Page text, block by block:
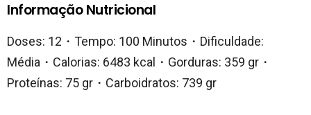
Informação Nutricional
Doses: 12・Tempo: 100 Minutos・Dificuldade:
Média・Calorias: 6483 kcal・Gorduras: 359 gr・
Proteínas: 75 gr・Carboidratos: 739 gr